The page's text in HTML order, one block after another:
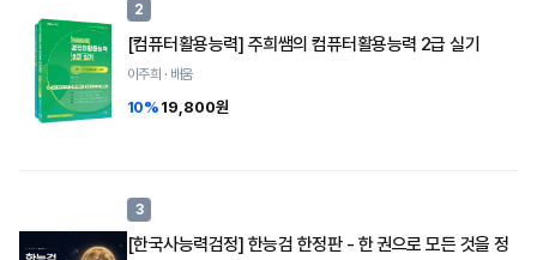
2
[컴퓨터활용능력] 주희쌤의 컴퓨터활용능력 2급 실기
이주희 · 배움
10% 19,800원
3
[한국사능력검정] 한능검 한정판 - 한 권으로 모든 것을 정